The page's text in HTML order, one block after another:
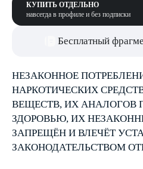
КУПИТЬ ОТДЕЛЬНО
навсегда в профиле и без подписки
Бесплатный
НЕЗАКОННОЕ
НАРКОТИЧЕСКИХ
ВЕЩЕСТВ, ИХ АНАЛОГОВ
ЗДОРОВЬЮ, ИХ
ЗАПРЕЩЁН И ВЛЕЧЁТ
ЗАКОНОДАТЕЛЬСТВОМ